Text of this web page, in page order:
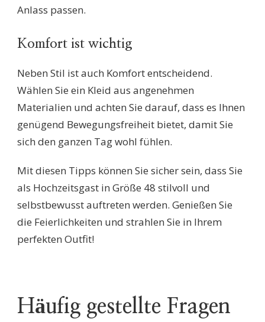
Anlass passen.
Komfort ist wichtig
Neben Stil ist auch Komfort entscheidend.
Wählen Sie ein Kleid aus angenehmen
Materialien und achten Sie darauf, dass es Ihnen
genügend Bewegungsfreiheit bietet, damit Sie
sich den ganzen Tag wohl fühlen.
Mit diesen Tipps können Sie sicher sein, dass Sie
als Hochzeitsgast in Größe 48 stilvoll und
selbstbewusst auftreten werden. Genießen Sie
die Feierlichkeiten und strahlen Sie in Ihrem
perfekten Outfit!
Häufig gestellte Fragen